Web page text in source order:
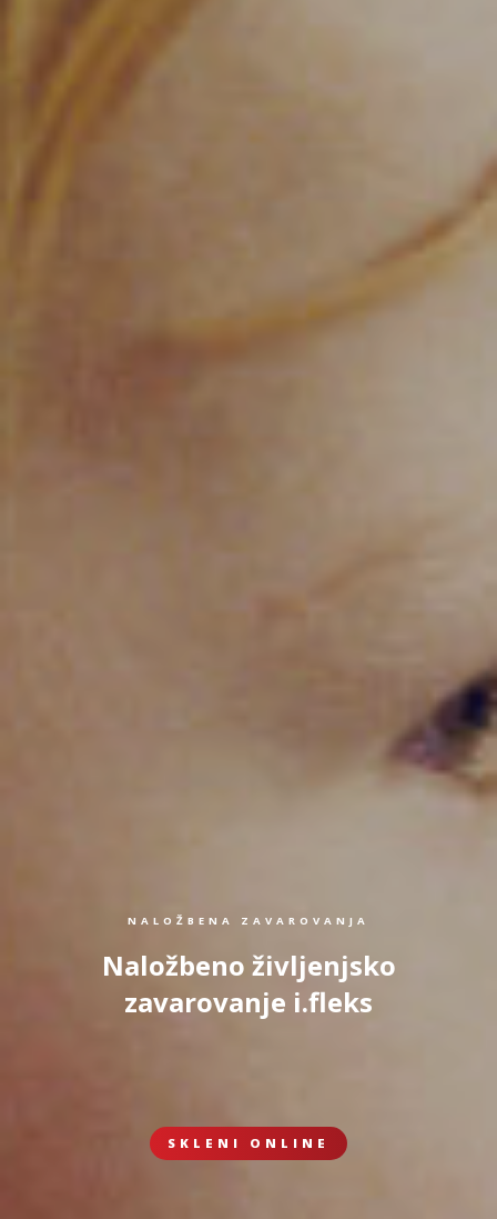
NALOŽBENA ZAVAROVANJA
Naložbeno življenjsko
zavarovanje i.fleks
SKLENI ONLINE